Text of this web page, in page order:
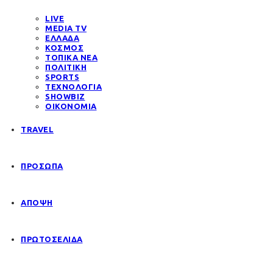
LIVE
MEDIA TV
ΕΛΛΑΔΑ
ΚΟΣΜΟΣ
ΤΟΠΙΚΑ ΝΕΑ
ΠΟΛΙΤΙΚΗ
SPORTS
ΤΕΧΝΟΛΟΓΙΑ
SHOWBIZ
ΟΙΚΟΝΟΜΙΑ
TRAVEL
ΠΡΟΣΩΠΑ
ΑΠΟΨΗ
ΠΡΩΤΟΣΕΛΙΔΑ